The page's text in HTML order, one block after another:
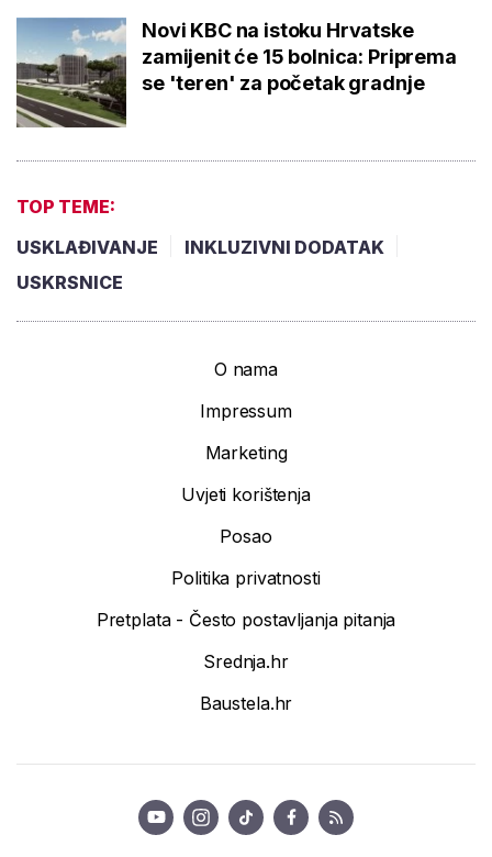
Novi KBC na istoku Hrvatske
zamijenit će 15 bolnica: Priprema
se 'teren' za početak gradnje
TOP TEME:
USKLAĐIVANJE
INKLUZIVNI DODATAK
USKRSNICE
O nama
Impressum
Marketing
Uvjeti korištenja
Posao
Politika privatnosti
Pretplata - Često postavljanja pitanja
Srednja.hr
Baustela.hr